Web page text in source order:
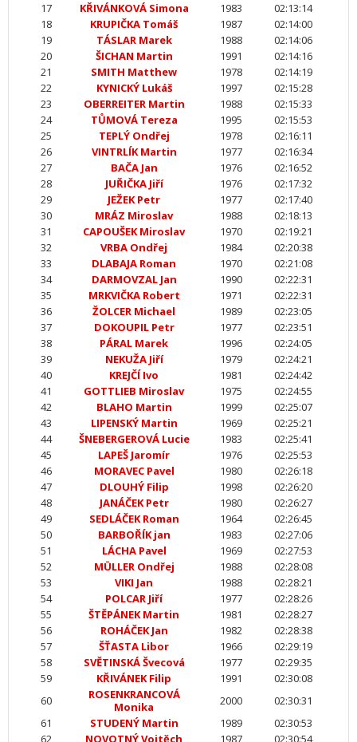
17
KŘIVÁNKOVÁ Simona 1983
02:13:14
18
KRUPIČKA Tomáš 1987
02:14:00
19
TÁSLAR Marek 1988
02:14:06
20
ŠICHAN Martin 1991
02:14:16
21
SMITH Matthew 1978
02:14:19
22
KYNICKÝ Lukáš 1997
02:15:28
23
OBERREITER Martin 1988
02:15:33
24
TŮMOVÁ Tereza 1995
02:15:53
25
TEPLÝ Ondřej 1978
02:16:11
26
VINTRLÍK Martin 1977
02:16:34
27
BAČA Jan 1976
02:16:52
28
JUŘIČKA Jiří 1976
02:17:32
29
JEŽEK Petr 1977
02:17:40
30
MRÁZ Miroslav 1988
02:18:13
31
CAPOUŠEK Miroslav 1970
02:19:21
32
VRBA Ondřej 1984
02:20:38
33
DLABAJA Roman 1970
02:21:08
34
DARMOVZAL Jan 1990
02:22:31
35
MRKVIČKA Robert 1971
02:22:31
36
ŽOLCER Michael 1989
02:23:05
37
DOKOUPIL Petr 1977
02:23:51
38
PÁRAL Marek 1996
02:24:05
39
NEKUŽA Jiří 1979
02:24:21
40
KREJČÍ Ivo 1981
02:24:42
41
GOTTLIEB Miroslav 1975
02:24:55
42
BLAHO Martin 1999
02:25:07
43
LIPENSKÝ Martin 1969
02:25:21
44
ŠNEBERGEROVÁ Lucie 1983
02:25:41
45
LAPEŠ Jaromír 1976
02:25:53
46
MORAVEC Pavel 1980
02:26:18
47
DLOUHÝ Filip 1998
02:26:20
48
JANÁČEK Petr 1980
02:26:27
49
SEDLÁČEK Roman 1964
02:26:45
50
BARBOŘÍK jan 1983
02:27:06
51
LÁCHA Pavel 1969
02:27:53
52
MÜLLER Ondřej 1988
02:28:08
53
VIKI Jan 1988
02:28:21
54
POLCAR Jiří 1977
02:28:26
55
ŠTĚPÁNEK Martin 1981
02:28:27
56
ROHÁČEK Jan 1982
02:28:38
57
ŠŤASTA Libor 1966
02:29:19
58
SVĚTINSKÁ Švecová 1977
02:29:35
59
KŘIVÁNEK Filip 1991
02:30:08
60
ROSENKRANCOVÁ
Monika
2000
02:30:31
61
STUDENÝ Martin 1989
02:30:53
62
NOVOTNÝ Vojtěch 1987 02:30:54